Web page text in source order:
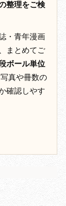
整理をご検
・青年漫画
まとめてご
ボール単位
写真や冊数の
確認しやす